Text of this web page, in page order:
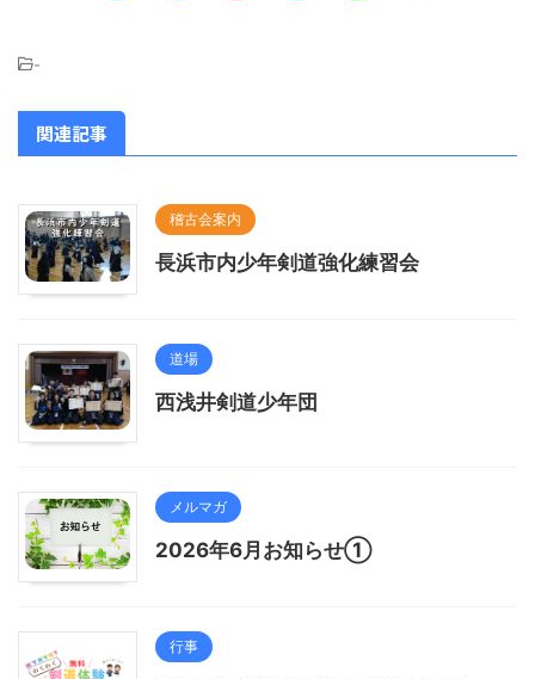
-
関連記事
稽古会案内
長浜市内少年剣道強化練習会
道場
西浅井剣道少年団
メルマガ
2026年6月お知らせ①
行事